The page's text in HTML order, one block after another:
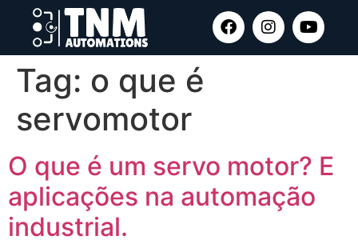
Tag: o que é
servomotor
O que é um servo motor? E
aplicações na automação
industrial.